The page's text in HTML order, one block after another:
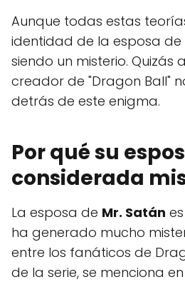
Aunque todas estas
identidad de la esposa de
siendo un misterio. Quizás
creador de "Dragon Ball"
detrás de este enigma.
Por qué su
considerada
La esposa de Mr. Satán
ha generado mucho
entre los fanáticos de
de la serie, se menciona